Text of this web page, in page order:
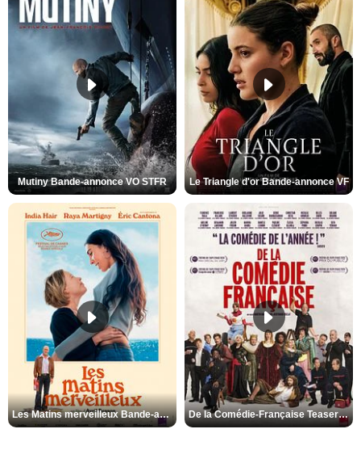
Mutiny Bande-annonce VO STFR Le Triangle d'or Bande-annonce VF
Les Matins merveilleux Bande-annonce VF De la Comédie-Française Teaser VF